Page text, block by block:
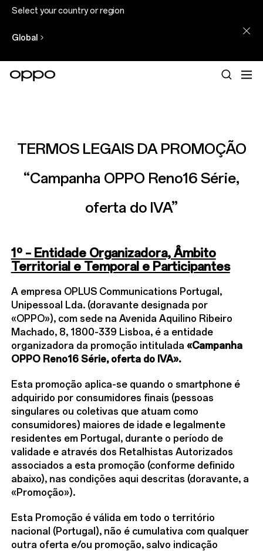
Select your country or region
Global
TERMOS LEGAIS DA PROMOÇÃO
“Campanha OPPO Reno16 Série,
oferta do IVA”
1º – Entidade Organizadora, Âmbito
Territorial e Temporal e Participantes
A empresa OPLUS Communications Portugal,
Unipessoal Lda. (doravante designada por
«OPPO»), com sede na Avenida Aquilino Ribeiro
Machado, 8, 1800-339 Lisboa, é a entidade
organizadora da promoção intitulada «Campanha
OPPO Reno16 Série, oferta do IVA».
Esta promoção aplica-se quando o smartphone é
adquirido por consumidores finais (pessoas
singulares ou coletivas que atuam como
consumidores) maiores de idade e legalmente
residentes em Portugal, durante o período de
validade e através dos Retalhistas Autorizados
associados a esta promoção (conforme definido
abaixo), nas condições aqui descritas (doravante, a
«Promoção»).
Esta Promoção é válida em todo o território
nacional (Portugal), não é cumulativa com qualquer
outra oferta e/ou promoção, salvo indicação